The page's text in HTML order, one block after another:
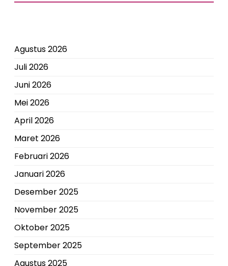
Agustus 2026
Juli 2026
Juni 2026
Mei 2026
April 2026
Maret 2026
Februari 2026
Januari 2026
Desember 2025
November 2025
Oktober 2025
September 2025
Agustus 2025